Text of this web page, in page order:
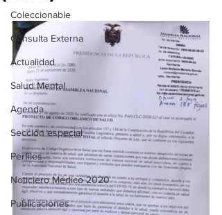
Coleccionable
Consulta Externa
Actualidad
Salud Mental
Agenda
Sección especial
Perfiles
Noticiero Médico 2020
Publicaciones